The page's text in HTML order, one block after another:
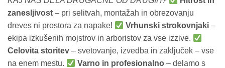
zanesljivost – pri selitvah, montažah in obrezovanju
dreves ni prostora za napake!
Vrhunski strokovnjaki –
ekipa izkušenih mojstrov in arboristov za vse izzive.
Celovita storitev – svetovanje, izvedba in zaključek – vse
na enem mestu.
Varno in profesionalno – delamo s